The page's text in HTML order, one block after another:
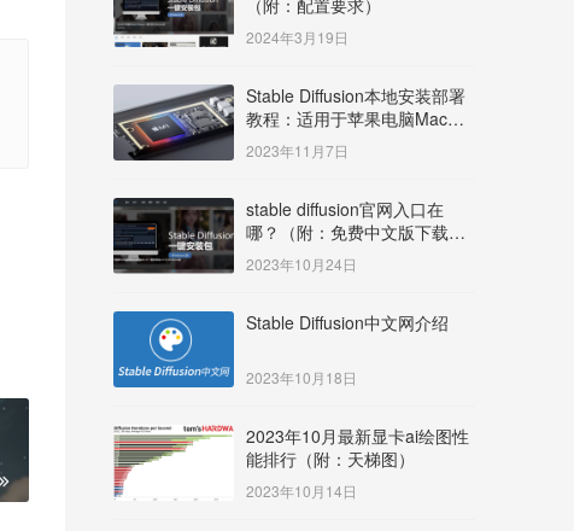
2024年3月19日
Stable Diffusion本地安装部署
教程：适用于苹果电脑Mac
OS系统M系列芯片：
MacBook/iMac等
2023年11月7日
stable diffusion官网入口在
哪？（附：免费中文版下载安
装教程）
2023年10月24日
Stable Diffusion中文网介绍
2023年10月18日
2023年10月最新显卡ai绘图性
能排行（附：天梯图）
2023年10月14日